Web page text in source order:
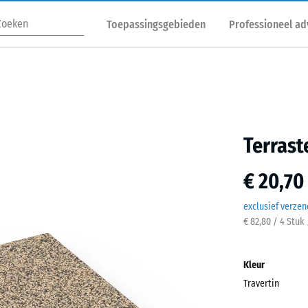
Toepassingsgebieden Professioneel
€
exclusief
€ 82,80 / 4 Stuk
Kleur
Travertin